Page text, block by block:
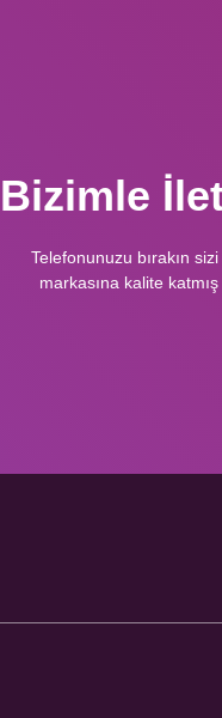
Bizimle
Telefonunuzu bırakın
markasına kalite